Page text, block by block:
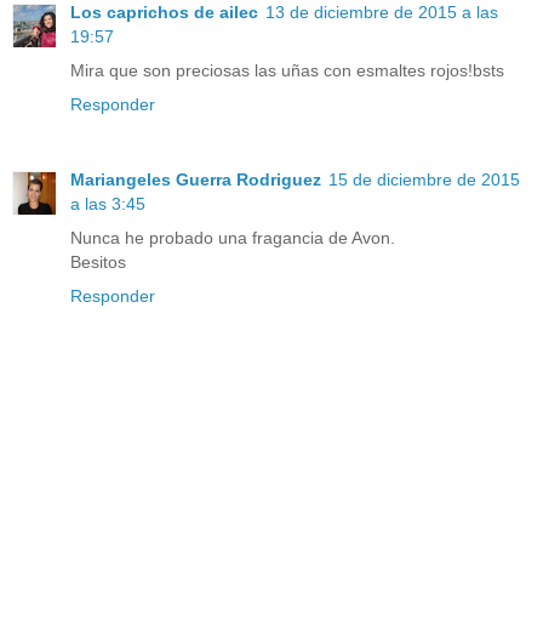
Los caprichos de ailec 13 de diciembre de 2015 a las
19:57
Mira que son preciosas las uñas con esmaltes rojos!bsts
Responder
Mariangeles Guerra Rodriguez 15 de diciembre de 2015
a las 3:45
Nunca he probado una fragancia de Avon.
Besitos
Responder